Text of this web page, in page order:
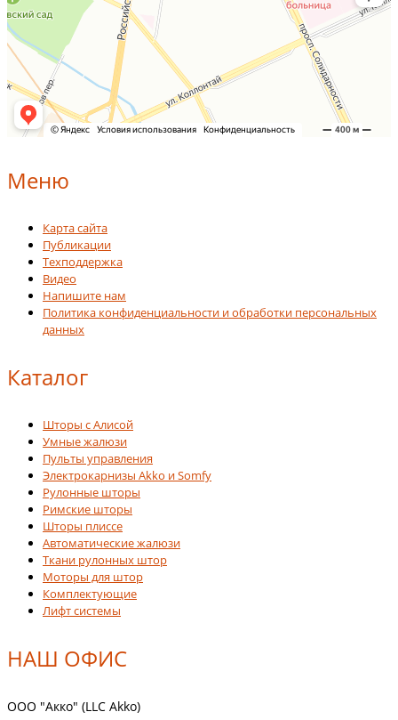
Меню
Карта сайта
Публикации
Техподдержка
Видео
Напишите нам
Политика конфиденциальности и обработки персональных
данных
Каталог
Шторы с Алисой
Умные жалюзи
Пульты управления
Электрокарнизы Akko и Somfy
Рулонные шторы
Римские шторы
Шторы плиссе
Автоматические жалюзи
Ткани рулонных штор
Моторы для штор
Комплектующие
Лифт системы
НАШ ОФИС
ООО "Акко" (LLC Akko)